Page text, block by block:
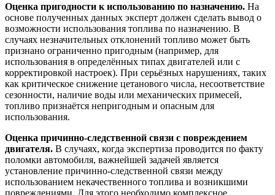
Оценка пригодности к использованию по назначению. На
основе полученных данных эксперт должен сделать вывод о
возможности использования топлива по назначению. В
случаях незначительных отклонений топливо может быть
признано ограниченно пригодным (например, для
использования в определённых типах двигателей или с
корректировкой настроек). При серьёзных нарушениях, таких
как критическое снижение цетанового числа, несоответствие
сезонности, наличие воды или механических примесей,
топливо признаётся непригодным и опасным для
использования.
Оценка причинно-следственной связи с повреждением
двигателя. В случаях, когда экспертиза проводится по факту
поломки автомобиля, важнейшей задачей является
установление причинно-следственной связи между
использованием некачественного топлива и возникшими
повреждениями. Для этого необходимо комплексное